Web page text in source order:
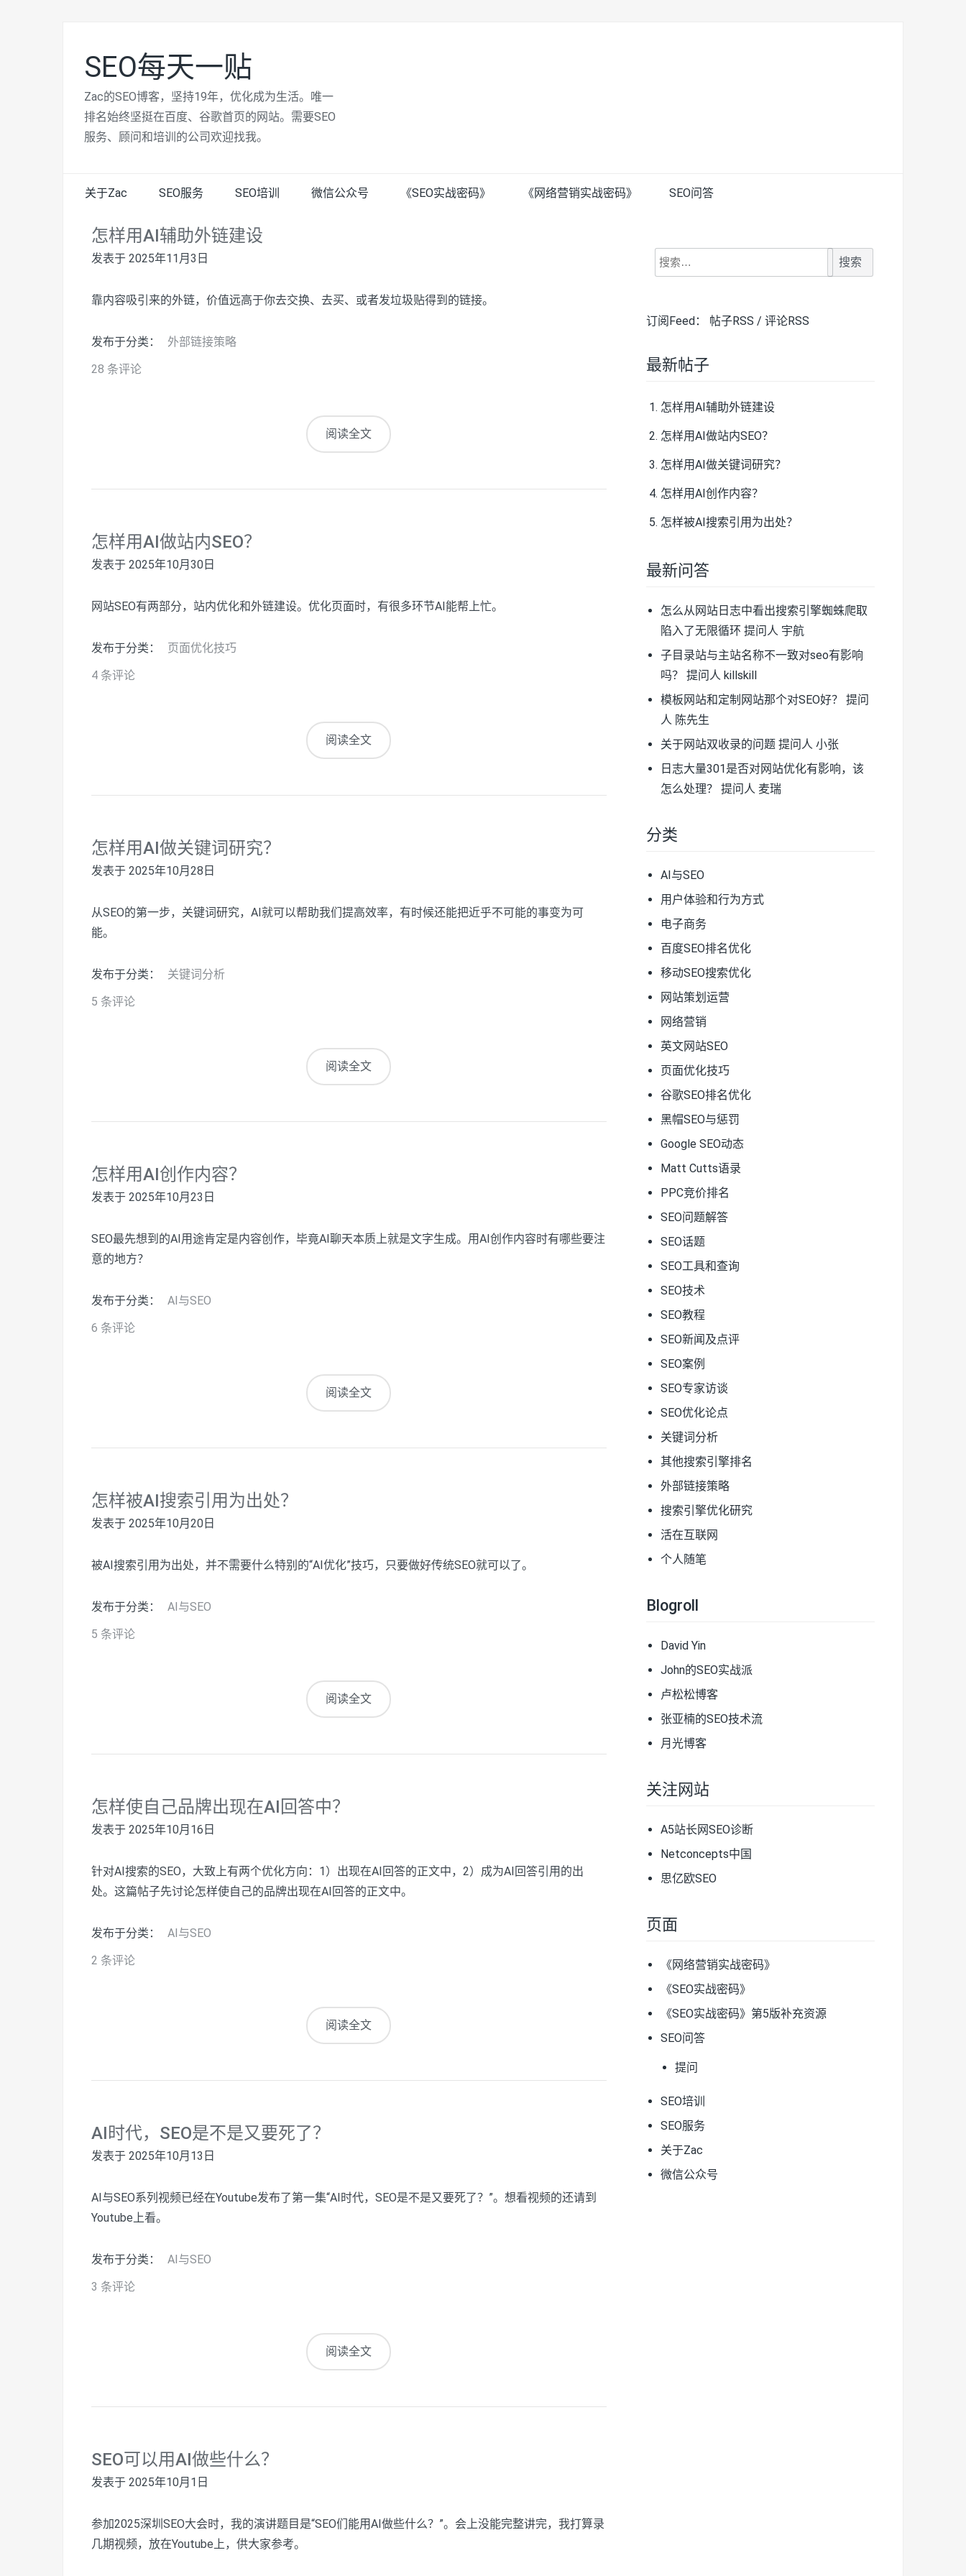
SEO每天一贴
Zac的SEO博客，坚持19年，优化成为生活。唯一
排名始终坚挺在百度、谷歌首页的网站。需要SEO
服务、顾问和培训的公司欢迎找我。
关于Zac SEO服务 SEO培训 微信公众号 《SEO实战密码》 《网络营销实战密码》 SEO问答
怎样用AI辅助外链建设
发表于 2025年11月3日
靠内容吸引来的外链，价值远高于你去交换、去买、或者发垃圾贴得到的链接。
发布于分类：
外部链接策略
28 条评论
阅读全文
怎样用AI做站内SEO？
发表于 2025年10月30日
网站SEO有两部分，站内优化和外链建设。优化页面时，有很多环节AI能帮上忙。
发布于分类：
页面优化技巧
4 条评论
阅读全文
怎样用AI做关键词研究？
发表于 2025年10月28日
从SEO的第一步，关键词研究，AI就可以帮助我们提高效率，有时候还能把近乎不可能的事变为可
能。
发布于分类：
关键词分析
5 条评论
阅读全文
怎样用AI创作内容？
发表于 2025年10月23日
SEO最先想到的AI用途肯定是内容创作，毕竟AI聊天本质上就是文字生成。用AI创作内容时有哪些要注
意的地方？
发布于分类：
AI与SEO
6 条评论
阅读全文
怎样被AI搜索引用为出处？
发表于 2025年10月20日
被AI搜索引用为出处，并不需要什么特别的“AI优化”技巧，只要做好传统SEO就可以了。
发布于分类：
AI与SEO
5 条评论
阅读全文
怎样使自己品牌出现在AI回答中？
发表于 2025年10月16日
针对AI搜索的SEO，大致上有两个优化方向：1）出现在AI回答的正文中，2）成为AI回答引用的出
处。这篇帖子先讨论怎样使自己的品牌出现在AI回答的正文中。
发布于分类：
AI与SEO
2 条评论
阅读全文
AI时代，SEO是不是又要死了？
发表于 2025年10月13日
AI与SEO系列视频已经在Youtube发布了第一集“AI时代，SEO是不是又要死了？”。想看视频的还请到
Youtube上看。
发布于分类：
AI与SEO
3 条评论
阅读全文
SEO可以用AI做些什么？
发表于 2025年10月1日
参加2025深圳SEO大会时，我的演讲题目是“SEO们能用AI做些什么？”。会上没能完整讲完，我打算录
几期视频，放在Youtube上，供大家参考。
搜
索：
订阅Feed： 帖子RSS / 评论RSS
最新帖子
怎样用AI辅助外链建设
怎样用AI做站内SEO？
怎样用AI做关键词研究？
怎样用AI创作内容？
怎样被AI搜索引用为出处？
最新问答
怎么从网站日志中看出搜索引擎蜘蛛爬取
陷入了无限循环 提问人 宇航
子目录站与主站名称不一致对seo有影响
吗？
提问人 killskill
模板网站和定制网站那个对SEO好？
提问
人 陈先生
关于网站双收录的问题提问人 小张
日志大量301是否对网站优化有影响，该
怎么处理？
提问人 麦瑞
分类
AI与SEO
用户体验和行为方式
电子商务
百度SEO排名优化
移动SEO搜索优化
网站策划运营
网络营销
英文网站SEO
页面优化技巧
谷歌SEO排名优化
黑帽SEO与惩罚
Google SEO动态
Matt Cutts语录
PPC竞价排名
SEO问题解答
SEO话题
SEO工具和查询
SEO技术
SEO教程
SEO新闻及点评
SEO案例
SEO专家访谈
SEO优化论点
关键词分析
其他搜索引擎排名
外部链接策略
搜索引擎优化研究
活在互联网
个人随笔
Blogroll
David Yin
John的SEO实战派
卢松松博客
张亚楠的SEO技术流
月光博客
关注网站
A5站长网SEO诊断
Netconcepts中国
思亿欧SEO
页面
《网络营销实战密码》
《SEO实战密码》
《SEO实战密码》第5版补充资源
SEO问答
提问
SEO培训
SEO服务
关于Zac
微信公众号